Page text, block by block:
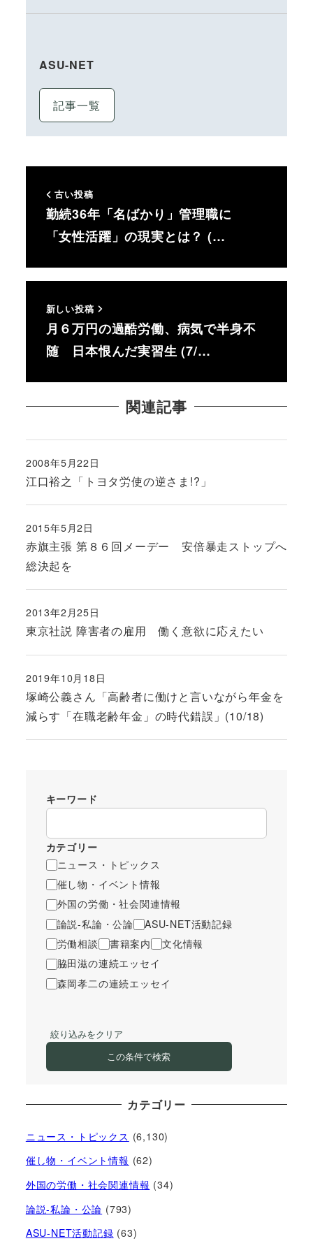
ASU-NET
記事一覧
古い投稿
勤続36年「名ばかり」管理職に
「女性活躍」の現実とは？ (…
新しい投稿
月６万円の過酷労働、病気で半身不
随 日本恨んだ実習生 (7/…
関連記事
江口裕之「トヨタ労使の逆さま!?」
投稿日
2008年5月22日
赤旗主張 第８６回メーデー 安倍暴走ストップへ
総決起を
投稿日
2015年5月2日
東京社説 障害者の雇用 働く意欲に応えたい
投稿日
2013年2月25日
塚崎公義さん「高齢者に働けと言いながら年金を
減らす「在職老齢年金」の時代錯誤」(10/18)
投稿日
2019年10月18日
キーワード
カテゴリー
ニュース・トピックス
催し物・イベント情報
外国の労働・社会関連情報
論説-私論・公論
ASU-NET活動記録
労働相談
書籍案内
文化情報
脇田滋の連続エッセイ
森岡孝二の連続エッセイ
絞り込みをクリア
この条件で検索
カテゴリー
ニュース・トピックス (6,130)
催し物・イベント情報 (62)
外国の労働・社会関連情報 (34)
論説-私論・公論 (793)
ASU-NET活動記録 (63)